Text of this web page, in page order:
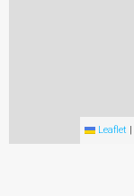
Leaflet |